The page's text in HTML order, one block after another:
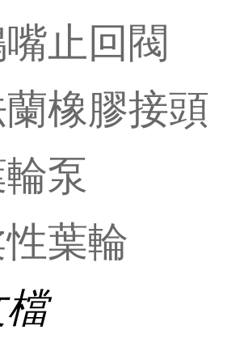
止回閥
橡膠接頭
泵
葉輪